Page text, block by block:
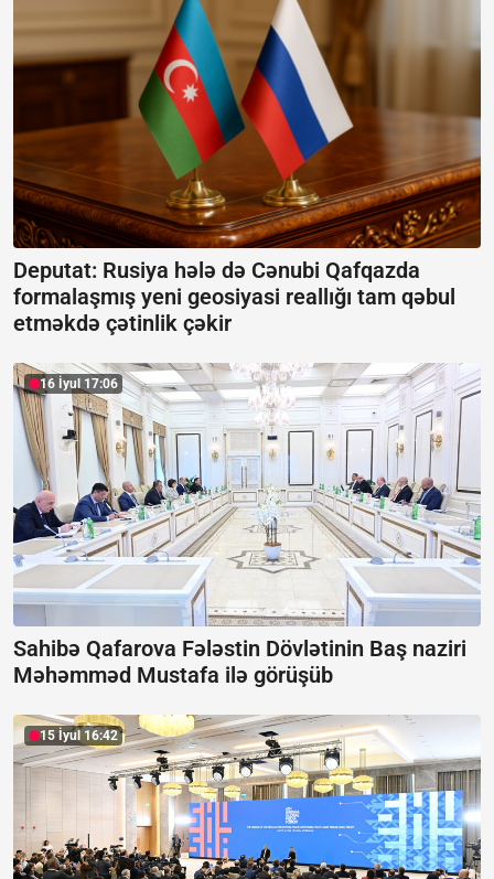
Deputat: Rusiya hələ də Cənubi Qafqazda
formalaşmış yeni geosiyasi reallığı tam qəbul
etməkdə çətinlik çəkir
16 İyul 17:06
Sahibə Qafarova Fələstin Dövlətinin Baş naziri
Məhəmməd Mustafa ilə görüşüb
15 İyul 16:42